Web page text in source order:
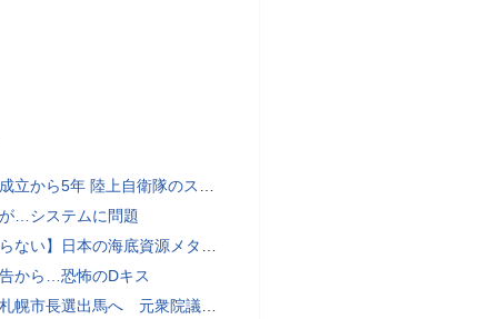
隊のスパイ組織「別班」暴いたベテラン記者が警鐘 - BLOGOS編集部
…システムに問題
源メタンハイドレートは「急に資源大国になるかもしれない」夢の次世代エネルギー
から…恐怖のDキス
長選出馬へ 元衆院議員、中道に離党届